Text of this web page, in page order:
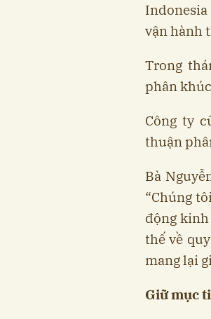
vận hành
Trong
phân
Công ty
thuận
Bà
“Chúng
động
thế về
mang lại
Giữ mục